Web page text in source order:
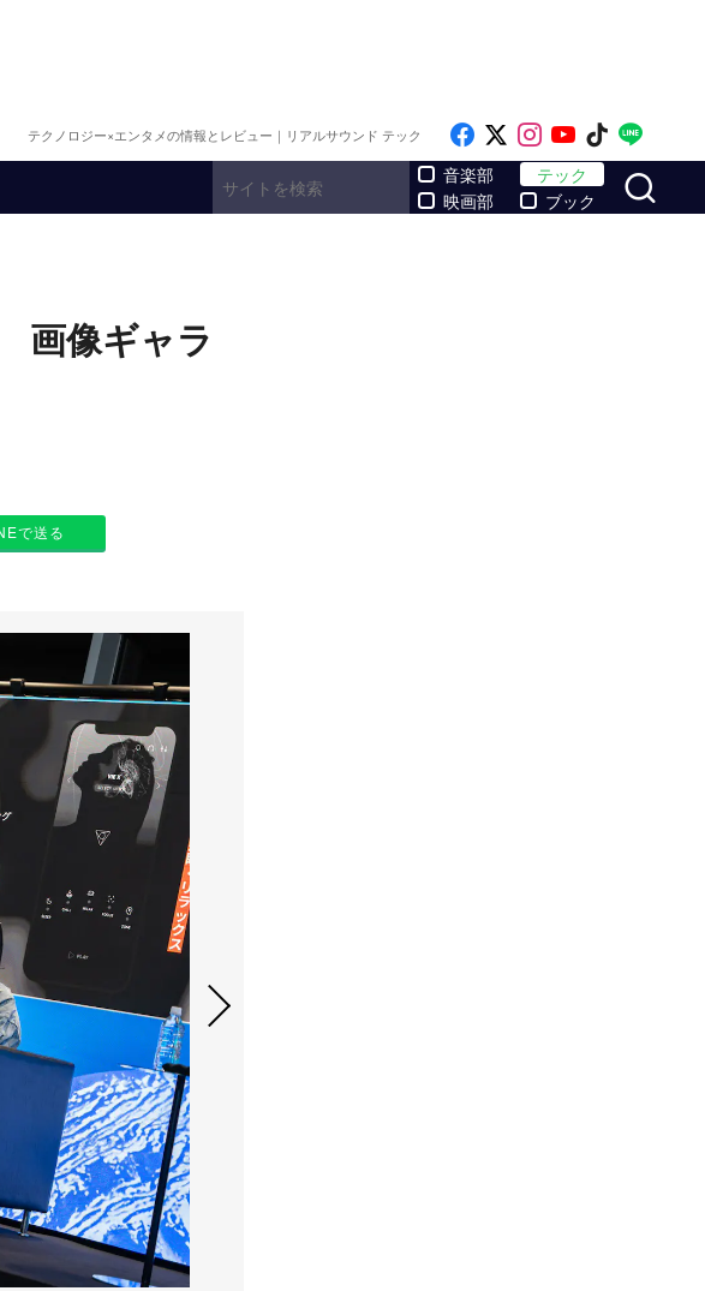
テクノロジー×エンタメの情報とレビュー｜リアルサウンド テック Like on Facebook
Follow on x
Follow on
Follow on
Follow
音楽部
映画部
テック
ブック
画像ギャラ
で送る